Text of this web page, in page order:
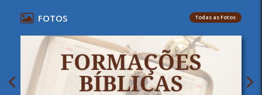
FOTOS Todas as Fotos